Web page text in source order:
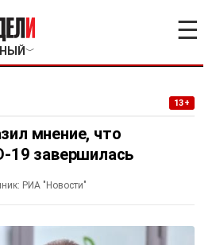
﹀
☰
13+
мнение, что
19 завершилась
РИА "Новости"